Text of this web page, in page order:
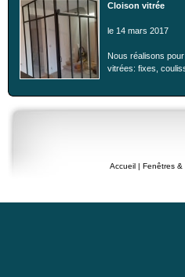
Cloison vitrée
le 14 mars 2017
Nous réalisons
vitrées: fixes,
Accueil |Fenêtres &